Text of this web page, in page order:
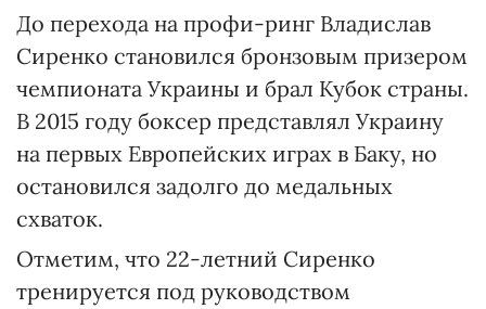
До перехода на профи-ринг Владислав
Сиренко становился бронзовым призером
чемпионата Украины и брал Кубок страны.
В 2015 году боксер представлял Украину
на первых Европейских играх в Баку, но
остановился задолго до медальных
схваток.
Отметим, что 22-летний Сиренко
тренируется под руководством